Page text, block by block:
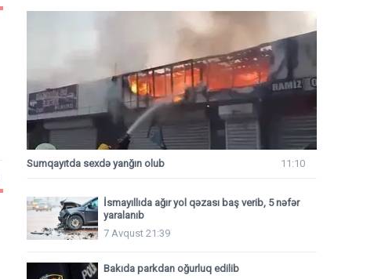
Sumqayıtda sexdə yanğın olub 11:10
İsmayıllıda ağır yol qəzası baş verib, 5 nəfər
yaralanıb
7 Avqust 21:39
Bakıda parkdan oğurluq edilib